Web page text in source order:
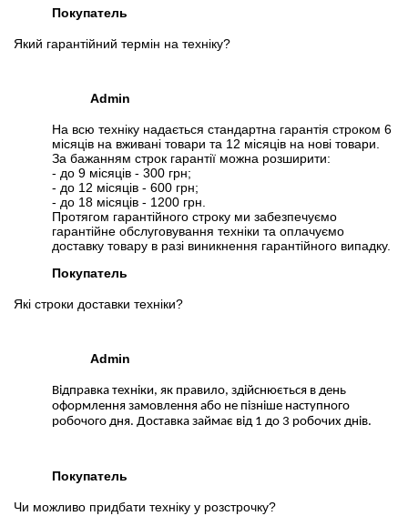
Покупатель
Який гарантійний термін на техніку?
Admin
На всю техніку надається стандартна гарантія строком 6
місяців на вживані товари та 12 місяців на нові товари.
За бажанням строк гарантії можна розширити:
- до 9 місяців - 300 грн;
- до 12 місяців - 600 грн;
- до 18 місяців - 1200 грн.
Протягом гарантійного строку ми забезпечуємо
гарантійне обслуговування техніки та оплачуємо
доставку товару в разі виникнення гарантійного випадку.
Покупатель
Які строки доставки техніки?
Admin
Відправка техніки, як правило, здійснюється в день
оформлення замовлення або не пізніше наступного
робочого дня. Доставка займає від 1 до 3 робочих днів.
Покупатель
Чи можливо придбати техніку у розстрочку?